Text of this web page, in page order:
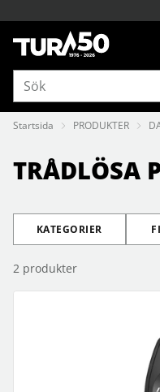
Startsida PRODUKTER
TRÅDLÖSA
KATEGORIER
2 produkter